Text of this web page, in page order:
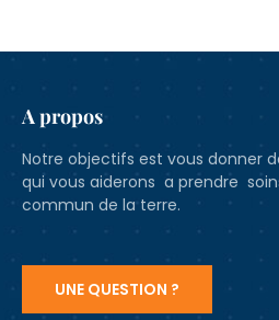
A propos
Notre objectifs est vous donner
qui vous aiderons a prendre
commun de la terre.
UNE QUESTION ?